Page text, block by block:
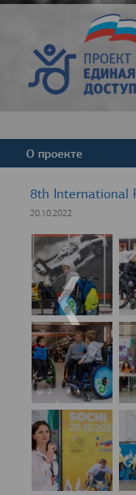
О проекте
8th International
20.10.2022